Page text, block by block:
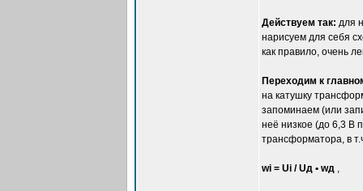
Действуем так: для
нарисуем для себя
как правило, очень
Переходим к
на катушку
запоминаем (или
неё низкое (до 6,3 В
трансформатора, в
wi = Ui / Uд • wд ,